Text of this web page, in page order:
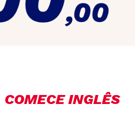
COMECE INGLÊS